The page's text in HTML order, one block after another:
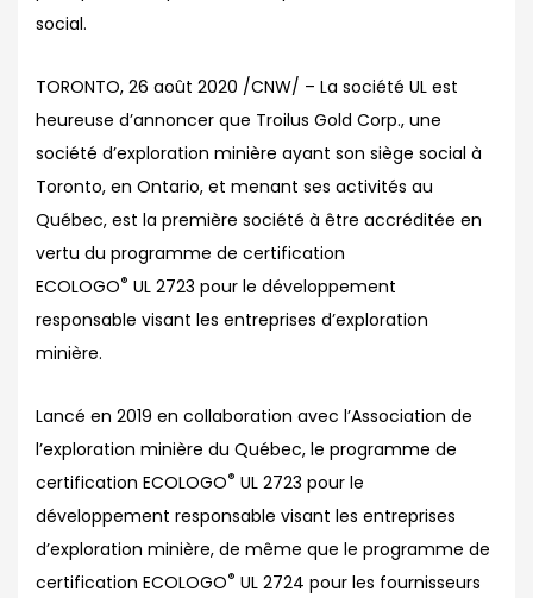
social.
TORONTO, 26 août 2020 /CNW/ – La société UL est
heureuse d’annoncer que Troilus Gold Corp., une
société d’exploration minière ayant son siège social à
Toronto, en Ontario, et menant ses activités au
Québec, est la première société à être accréditée en
vertu du programme de certification
ECOLOGO® UL 2723 pour le développement
responsable visant les entreprises d’exploration
minière.
Lancé en 2019 en collaboration avec l’Association de
l’exploration minière du Québec, le programme de
certification ECOLOGO® UL 2723 pour le
développement responsable visant les entreprises
d’exploration minière, de même que le programme de
certification ECOLOGO® UL 2724 pour les fournisseurs